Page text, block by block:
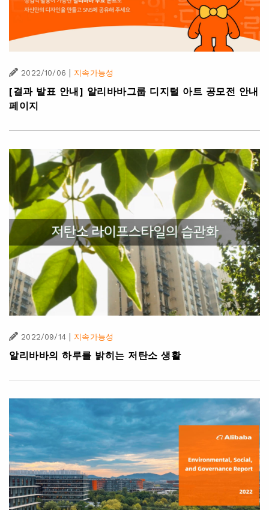
2022/10/06 | 지속가능성
[결과 발표 안내] 알리바바그룹 디지털 아트 공모전 안내
페이지
2022/09/14 | 지속가능성
알리바바의 하루를 밝히는 저탄소 생활